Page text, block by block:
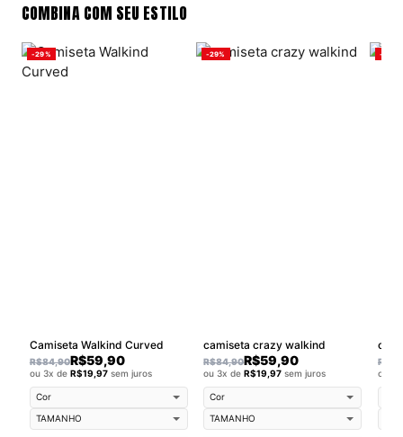
COMBINA COM SEU ESTILO
-29%
Camiseta Walkind Curved
R$84,90R$59,90
ou 3x de R$19,97sem juros
-29%
camiseta crazy walkind
R$84,90R$59,90
ou 3x deR$19,97 sem juros
-29%
R$
ou